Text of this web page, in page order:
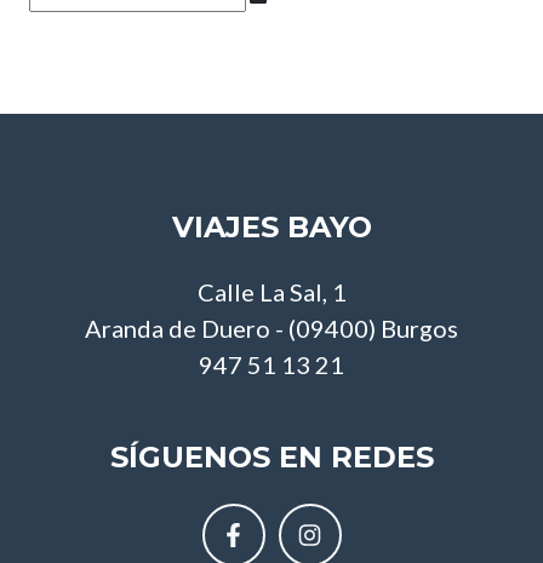
VIAJES BAYO
Calle La Sal, 1
Aranda de Duero - (09400) Burgos
947 51 13 21
SÍGUENOS EN REDES